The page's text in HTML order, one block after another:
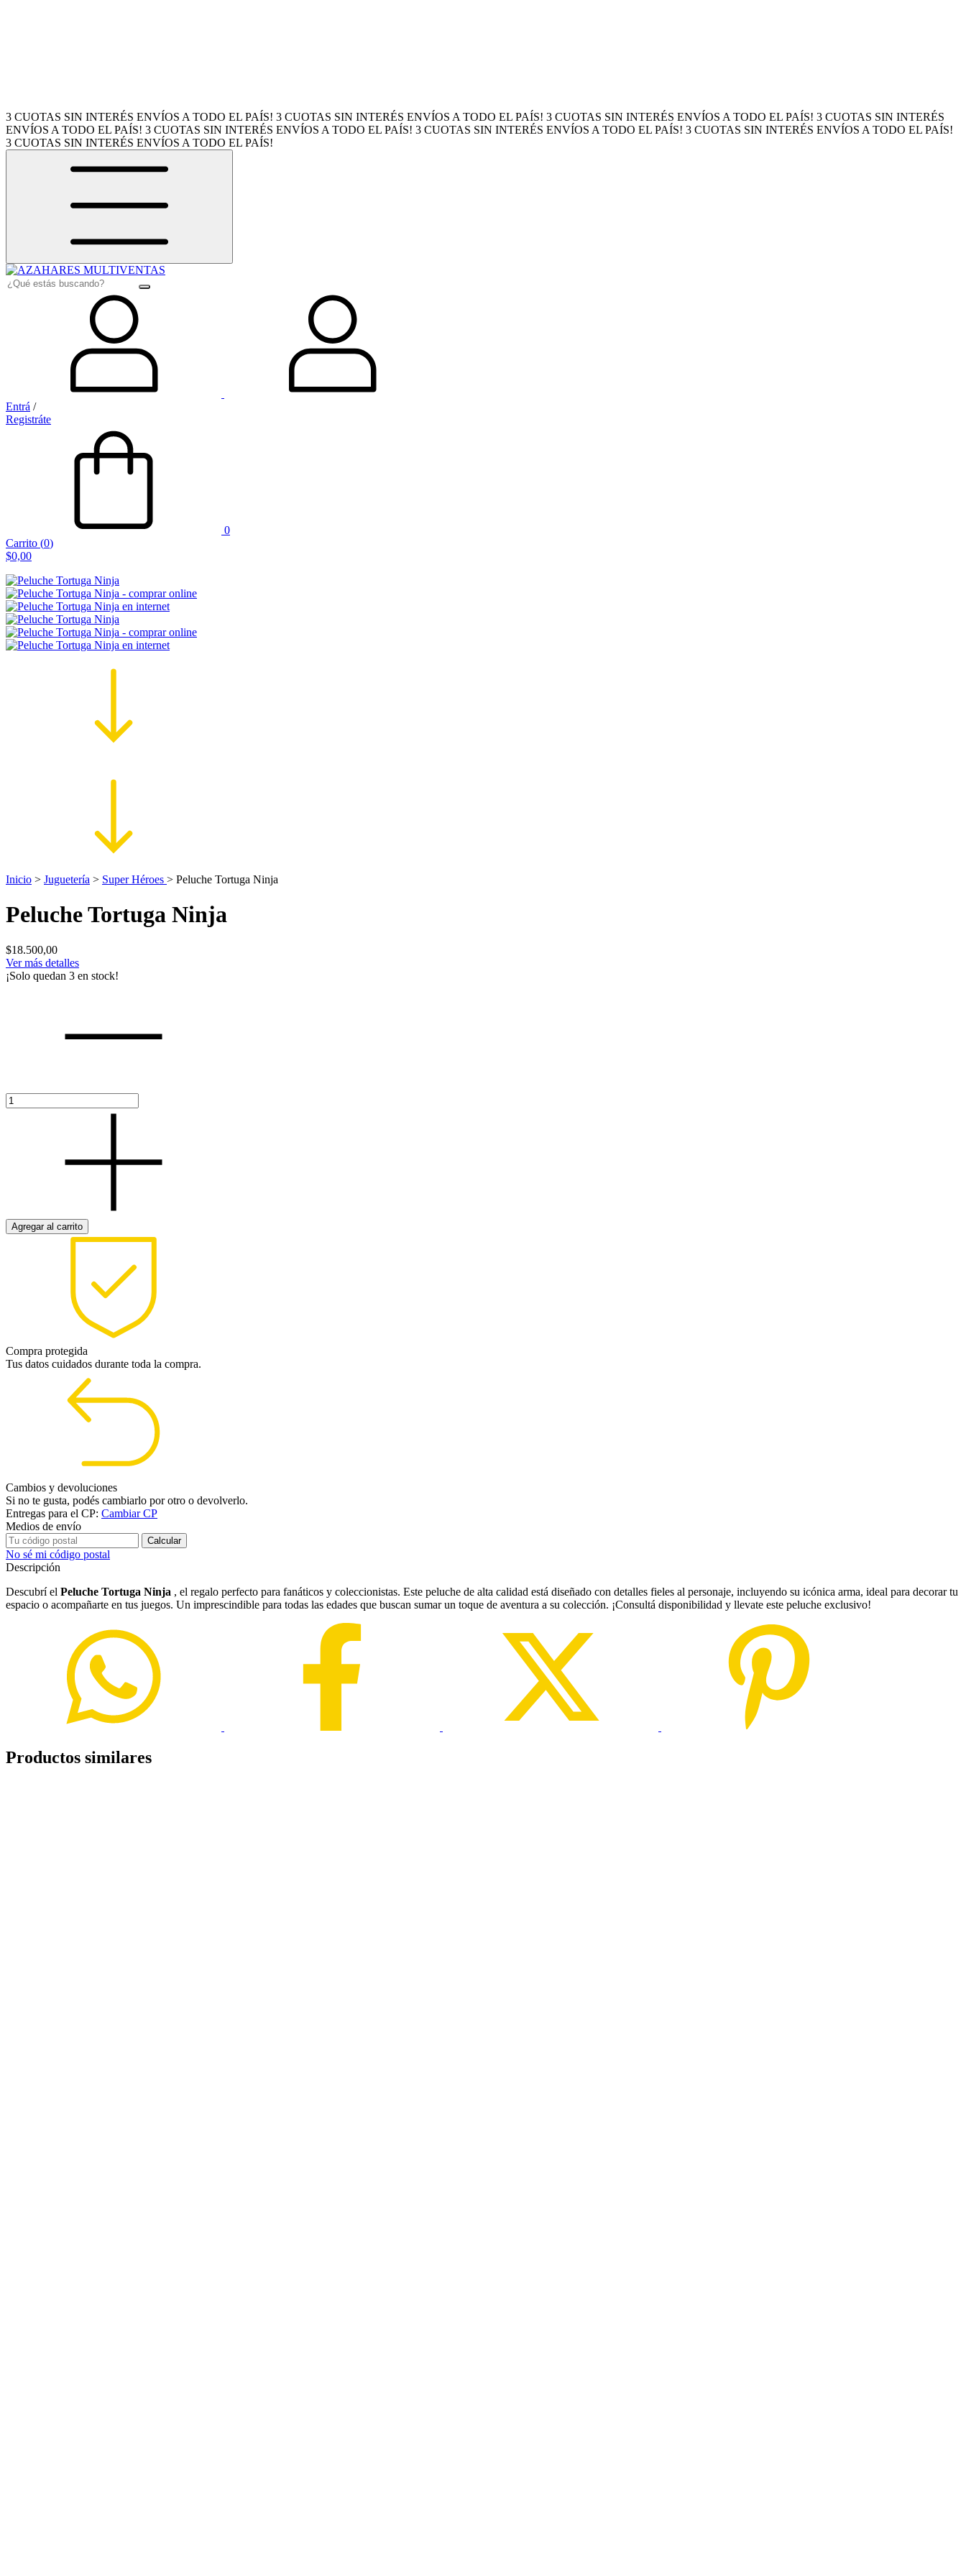
3 CUOTAS SIN INTERÉS ENVÍOS A TODO EL PAÍS! 3 CUOTAS SIN INTERÉS ENVÍOS A TODO EL PAÍS! 3 CUOTAS SIN INTERÉS ENVÍOS A TODO EL PAÍS! 3 CUOTAS SIN INTERÉS
ENVÍOS A TODO EL PAÍS! 3 CUOTAS SIN INTERÉS ENVÍOS A TODO EL PAÍS! 3 CUOTAS SIN INTERÉS ENVÍOS A TODO EL PAÍS! 3 CUOTAS SIN INTERÉS ENVÍOS A TODO EL PAÍS!
3 CUOTAS SIN INTERÉS ENVÍOS A TODO EL PAÍS!
Entrá /
Registráte
0
Carrito (0)
$0,00
Inicio > Juguetería > Super Héroes > Peluche Tortuga Ninja
Peluche Tortuga Ninja
$18.500,00
Ver más detalles
¡Solo quedan 3 en stock!
Compra protegida
Tus datos cuidados durante toda la compra.
Cambios y devoluciones
Si no te gusta, podés cambiarlo por otro o devolverlo.
Entregas para el CP: Cambiar CP
Medios de envío
Calcular
No sé mi código postal
Descripción
Descubrí el Peluche Tortuga Ninja , el regalo perfecto para fanáticos y coleccionistas. Este peluche de alta calidad está diseñado con detalles fieles al personaje, incluyendo su icónica arma, ideal para decorar tu
espacio o acompañarte en tus juegos. Un imprescindible para todas las edades que buscan sumar un toque de aventura a su colección. ¡Consultá disponibilidad y llevate este peluche exclusivo!
Productos similares